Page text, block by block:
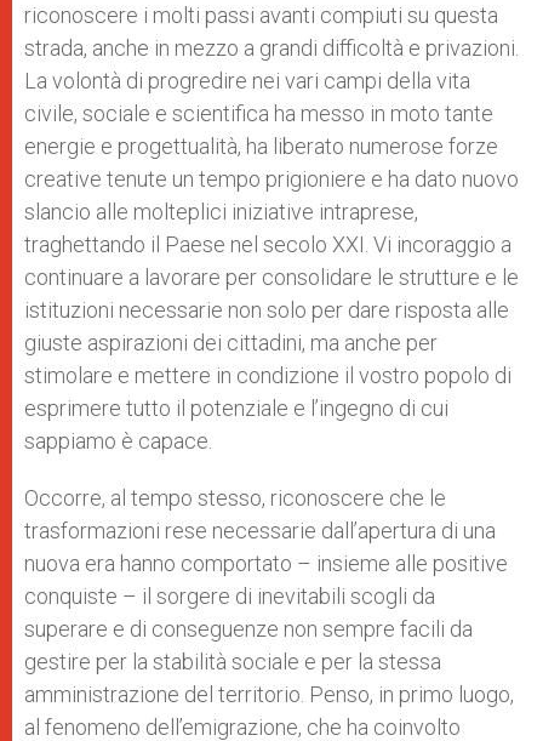
riconoscere i molti passi avanti compiuti su questa
strada, anche in mezzo a grandi difficoltà e privazioni.
La volontà di progredire nei vari campi della vita
civile, sociale e scientifica ha messo in moto tante
energie e progettualità, ha liberato numerose forze
creative tenute un tempo prigioniere e ha dato nuovo
slancio alle molteplici iniziative intraprese,
traghettando il Paese nel secolo XXI. Vi incoraggio a
continuare a lavorare per consolidare le strutture e le
istituzioni necessarie non solo per dare risposta alle
giuste aspirazioni dei cittadini, ma anche per
stimolare e mettere in condizione il vostro popolo di
esprimere tutto il potenziale e l’ingegno di cui
sappiamo è capace.
Occorre, al tempo stesso, riconoscere che le
trasformazioni rese necessarie dall’apertura di una
nuova era hanno comportato – insieme alle positive
conquiste – il sorgere di inevitabili scogli da
superare e di conseguenze non sempre facili da
gestire per la stabilità sociale e per la stessa
amministrazione del territorio. Penso, in primo luogo,
al fenomeno dell’emigrazione, che ha coinvolto